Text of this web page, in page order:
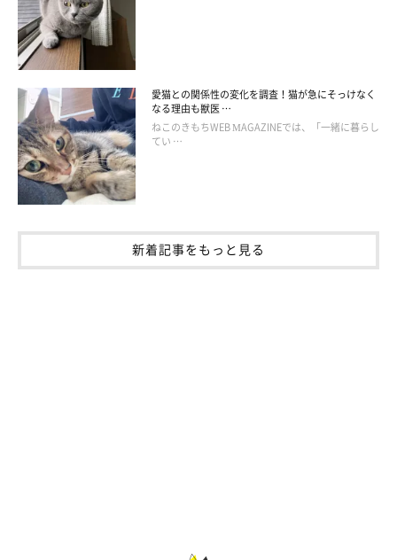
肛門腺の分泌がうまくいかないのは、体質的に肛門腺からの分泌
物の粘り気が強かったり、水分が少ないため。もし繰り返すよう
高齢、肥満などが原因で、肛門腺の分泌がうまくいかなくなるこ
ともあるので、注意してあげてください。
肛門腺絞りを試しても改善しない場合は、寄生虫や皮膚炎が原因
かもしれないので、ぜひ受診されることをおすすめします。
愛猫との関係性の変化を調査！猫が急にそっけなく
なる理由も獣医 …
ねこのきもちWEB MAGAZINEでは、「一緒に暮らし
てい …
新着記事をもっと見る